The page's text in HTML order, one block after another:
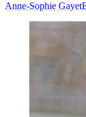
Anne-Sophie Gayet